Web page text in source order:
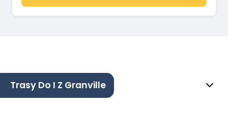
Trasy Do I Z Granville